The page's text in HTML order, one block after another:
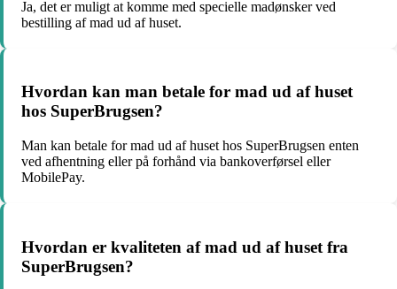
Ja, det er muligt at komme med specielle madønsker ved
bestilling af mad ud af huset.
Hvordan kan man betale for mad ud af huset
hos SuperBrugsen?
Man kan betale for mad ud af huset hos SuperBrugsen enten
ved afhentning eller på forhånd via bankoverførsel eller
MobilePay.
Hvordan er kvaliteten af mad ud af huset fra
SuperBrugsen?